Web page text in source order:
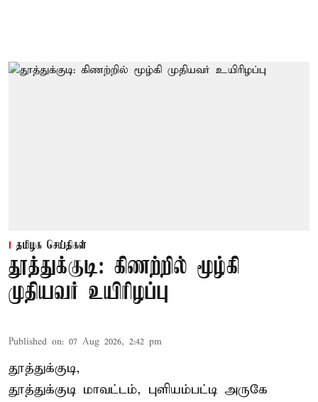
தமிழக செய்திகள்
தூத்துக்குடி: கிணற்றில் மூழ்கி
முதியவர் உயிரிழப்பு
Published on: 07 Aug 2026, 2:42 pm
தூத்துக்குடி,
தூத்துக்குடி மாவட்டம், புளியம்பட்டி அருகே